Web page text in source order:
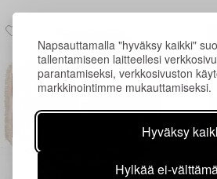
Napsauttamalla "hyväksy kaikki"
tallentamiseen laitteellesi
parantamiseksi, verkkosivuston
markkinointimme mukauttamiseksi.
Hyväksy
Hylkää ei-